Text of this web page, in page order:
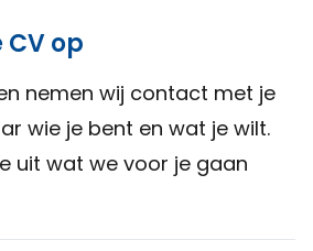
CV op
nemen wij contact met je
wie je bent en wat je wilt.
uit wat we voor je gaan